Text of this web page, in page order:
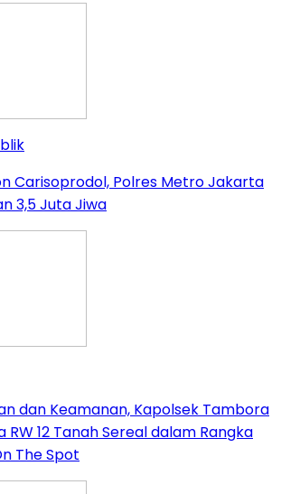
Carisoprodol, Polres Metro Jakarta
3,5 Juta Jiwa
dan Keamanan, Kapolsek Tambora
RW 12 Tanah Sereal dalam Rangka
The Spot